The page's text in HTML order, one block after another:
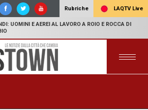
Rubriche LAQTV Live
UOMINI E AEREI AL LAVORO A ROIO E ROCCA DI